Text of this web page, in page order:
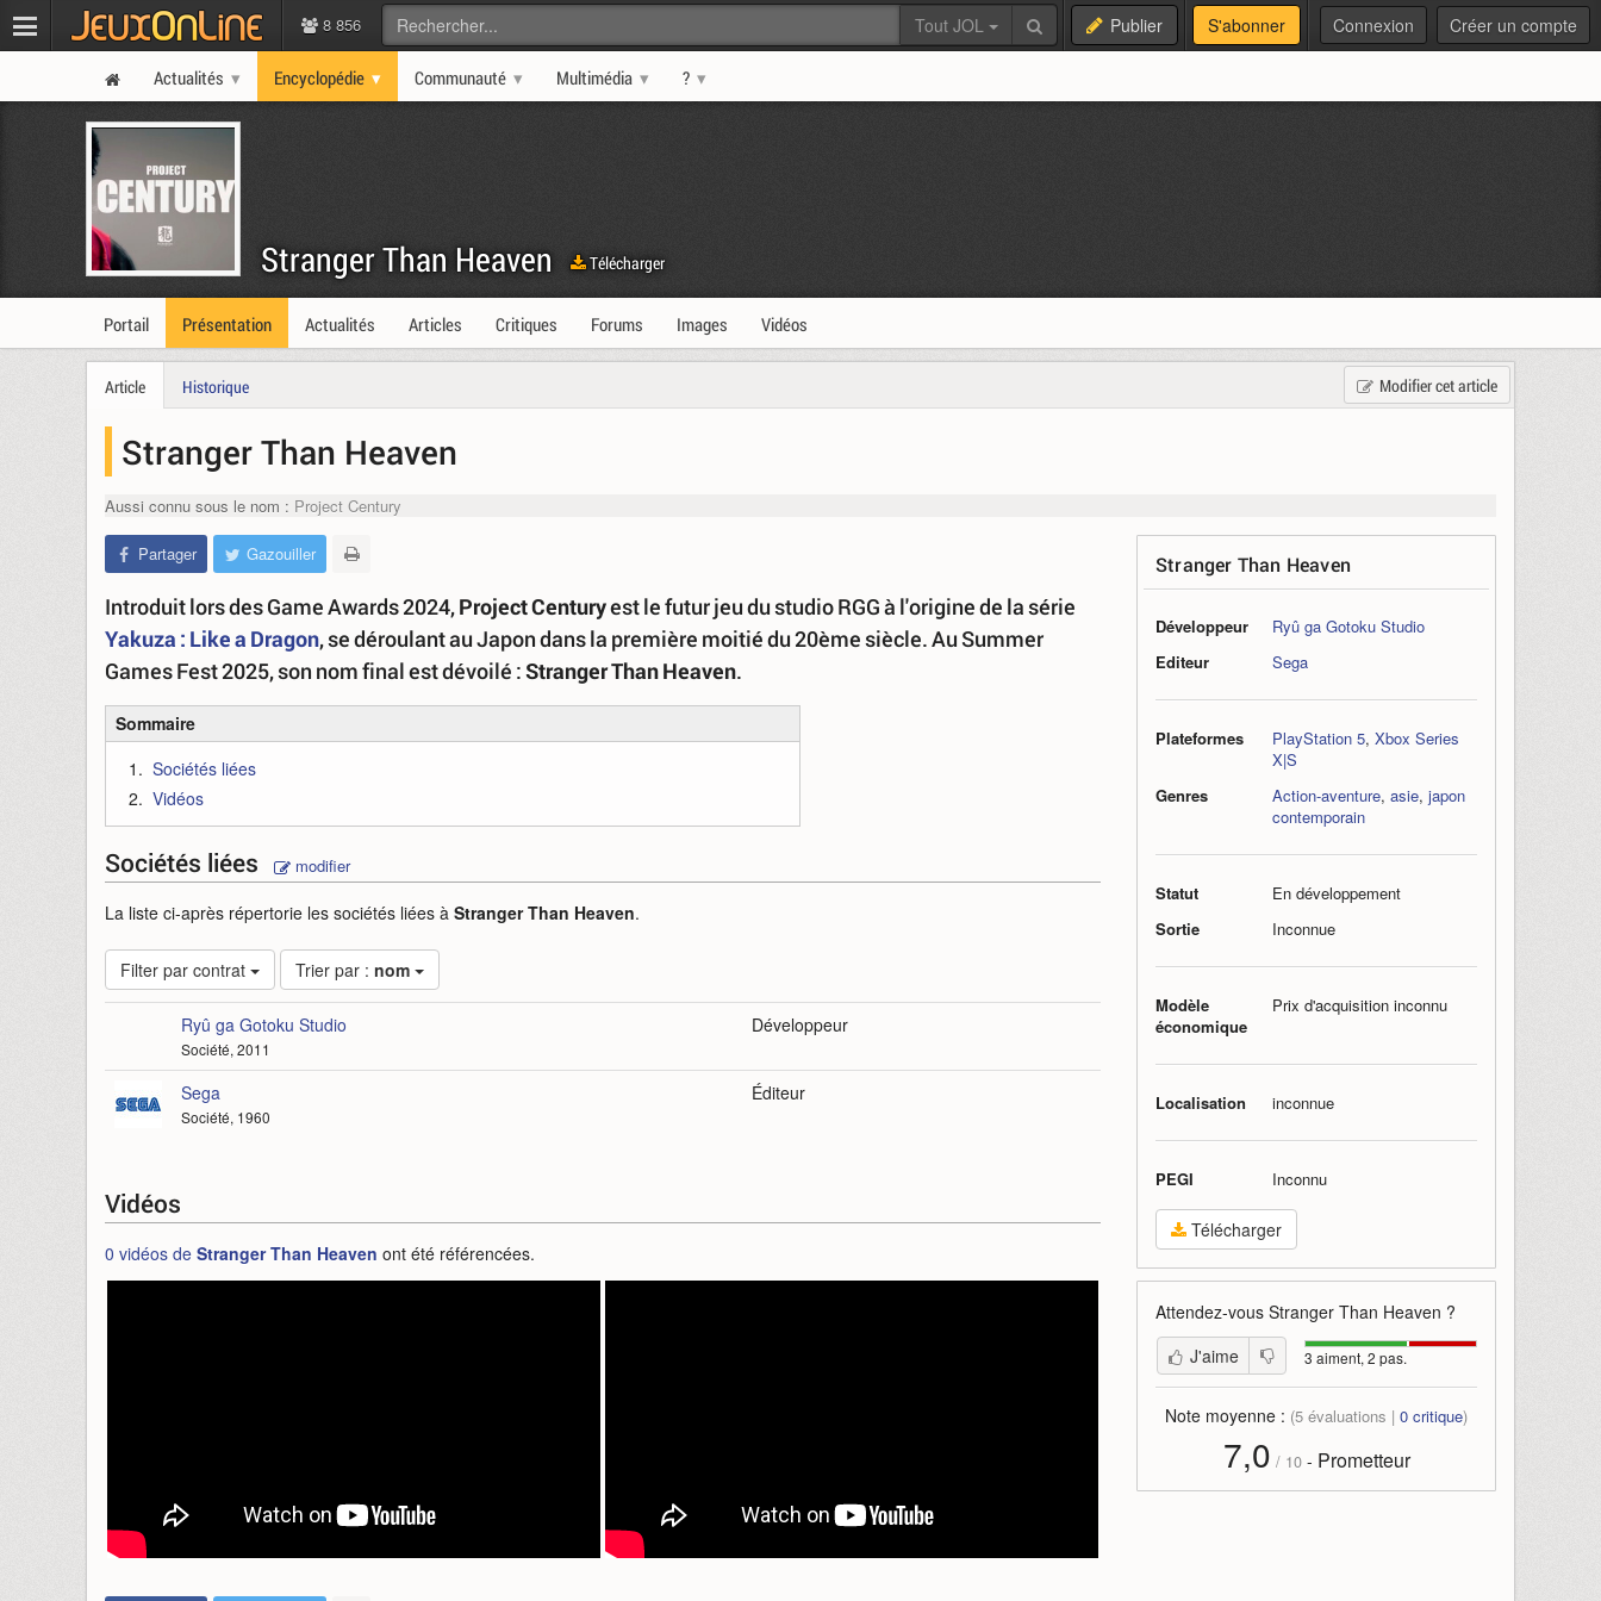
8 856 Tout JOL Publier S'abonner Connexion Créer un compte
Actualités Encyclopédie Communauté Multimédia ?
Stranger Than Heaven Télécharger
Portail Présentation Actualités Articles Critiques Forums Images Vidéos
Modifier cet article
Article Historique
Stranger Than Heaven
Aussi connu sous le nom : Project Century
Stranger Than Heaven
Développeur
Ryû ga Gotoku Studio
Editeur
Sega
Plateformes PlayStation 5, Xbox Series
X|S
Genres
Action-aventure, asie, japon
contemporain
Statut
En développement
Sortie
Inconnue
Modèle
économique
Prix d'acquisition inconnu
Localisation inconnue
PEGI Inconnu
Télécharger
Attendez-vous Stranger Than Heaven ?
3 aiment, 2 pas.
J'aime
Note moyenne : (5 évaluations | 0 critique)
7,0 / 10- Prometteur
Partager Gazouiller
Introduit lors des Game Awards 2024,Project Centuryest le futur jeu du studio RGG à l'origine de la série
Yakuza : Like a Dragon, se déroulant au Japon dans la première moitié du 20ème siècle. Au Summer
Games Fest 2025, son nom final est dévoilé :Stranger Than Heaven.
Sommaire
Sociétés liées
Vidéos
Sociétés liées modifier
La liste ci-après répertorie les sociétés liées à Stranger Than Heaven.
Filter par contrat Trier par : nom
Ryû ga Gotoku Studio
Société, 2011
Développeur
Sega
Société, 1960
Éditeur
Vidéos
0 vidéos de Stranger Than Heaven ont été référencées.